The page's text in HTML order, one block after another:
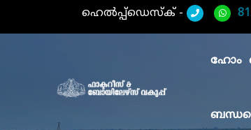
ഹെൽപ്പ്ഡെസ്ക് -
ഹോം